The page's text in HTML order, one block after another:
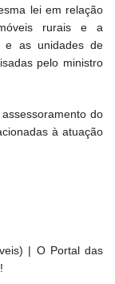
lei em relação
rurais e a
e as unidades de
pelo ministro
do
à atuação
| O Portal das